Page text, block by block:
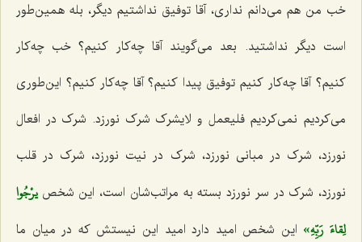
خب من هم می‌دانم نداری، آقا توفیق نداشتیم دیگر، بله همین‌طور
است دیگر نداشتید. بعد می‌گویند آقا چه‌کار کنیم؟ خب چه‌کار
کنیم؟ آقا چه‌کار کنیم توفیق پیدا کنیم؟ آقا چه‌کار کنیم؟ این‌طوری
می‌کردیم نمی‌کردیم فلیعمل و لایشرک شرک نورزد. شرک در افعال
نورزد، شرک در مبانی نورزد، شرک در نیت نورزد، شرک در قلب
نورزد، شرک در سر نورزد بسته به مراتب‌شان است، این شخص‌ يرْجُوا
لِقاءَ رَبِّهِ» این شخص امید دارد امید این نیستش که در میان ما